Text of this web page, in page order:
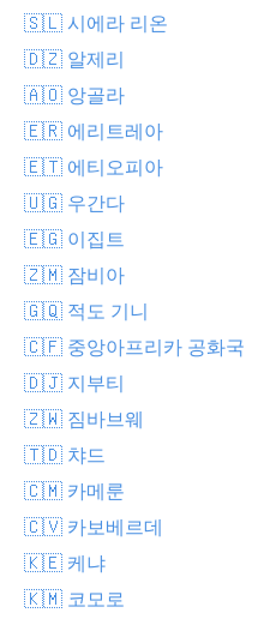
🇸🇱 시에라 리온
🇩🇿 알제리
🇦🇴 앙골라
🇪🇷 에리트레아
🇪🇹 에티오피아
🇺🇬 우간다
🇪🇬 이집트
🇿🇲 잠비아
🇬🇶 적도 기니
🇨🇫 중앙아프리카 공화국
🇩🇯 지부티
🇿🇼 짐바브웨
🇹🇩 챠드
🇨🇲 카메룬
🇨🇻 카보베르데
🇰🇪 케냐
🇰🇲 코모로